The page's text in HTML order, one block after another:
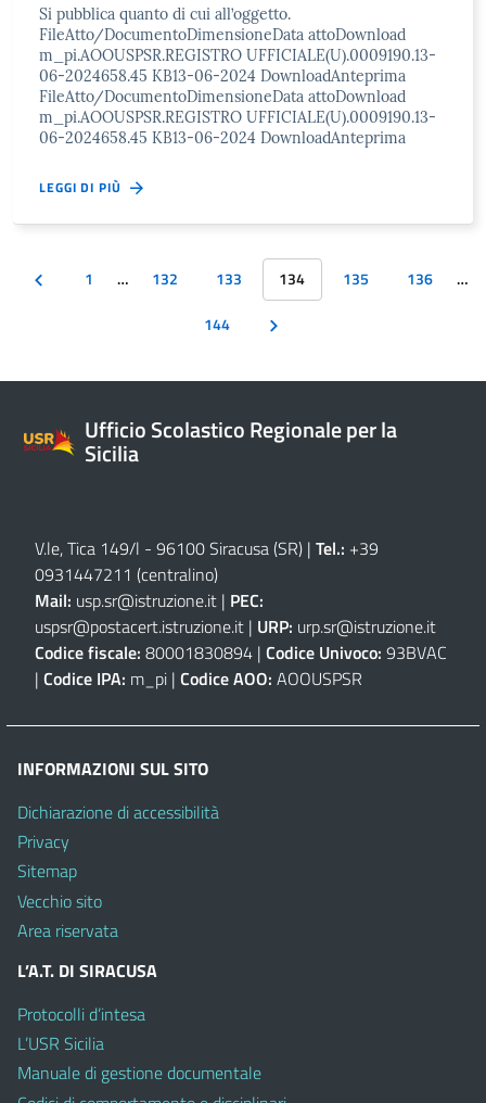
Si pubblica quanto di cui all’oggetto.
FileAtto/DocumentoDimensioneData attoDownload
m_pi.AOOUSPSR.REGISTRO UFFICIALE(U).0009190.13-
06-2024658.45 KB13-06-2024 DownloadAnteprima
FileAtto/DocumentoDimensioneData attoDownload
m_pi.AOOUSPSR.REGISTRO UFFICIALE(U).0009190.13-
06-2024658.45 KB13-06-2024 DownloadAnteprima
LEGGI DI PIÙ
1 … 132 133 134 135 136
…
144
Ufficio Scolastico Regionale per la
Sicilia
V.le, Tica 149/l - 96100 Siracusa (SR) | Tel.: +39
0931447211 (centralino)
Mail: usp.sr@istruzione.it | PEC:
uspsr@postacert.istruzione.it | URP: urp.sr@istruzione.it
Codice fiscale: 80001830894 | Codice Univoco: 93BVAC
| Codice IPA: m_pi | Codice AOO: AOOUSPSR
INFORMAZIONI SUL SITO
Dichiarazione di accessibilità
Privacy
Sitemap
Vecchio sito
Area riservata
L’A.T. DI SIRACUSA
Protocolli d’intesa
L’USR Sicilia
Manuale di gestione documentale